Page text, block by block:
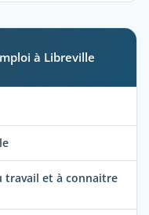
à Libreville
travail et à connaitre